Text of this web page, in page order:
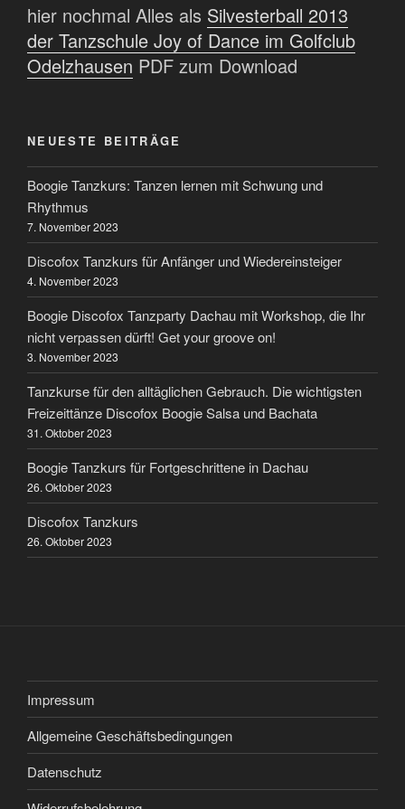
hier nochmal Alles als Silvesterball 2013
der Tanzschule Joy of Dance im Golfclub
Odelzhausen PDF zum Download
NEUESTE BEITRÄGE
Boogie Tanzkurs: Tanzen lernen mit Schwung und
Rhythmus
7. November 2023
Discofox Tanzkurs für Anfänger und Wiedereinsteiger
4. November 2023
Boogie Discofox Tanzparty Dachau mit Workshop, die Ihr
nicht verpassen dürft! Get your groove on!
3. November 2023
Tanzkurse für den alltäglichen Gebrauch. Die wichtigsten
Freizeittänze Discofox Boogie Salsa und Bachata
31. Oktober 2023
Boogie Tanzkurs für Fortgeschrittene in Dachau
26. Oktober 2023
Discofox Tanzkurs
26. Oktober 2023
Impressum
Allgemeine Geschäftsbedingungen
Datenschutz